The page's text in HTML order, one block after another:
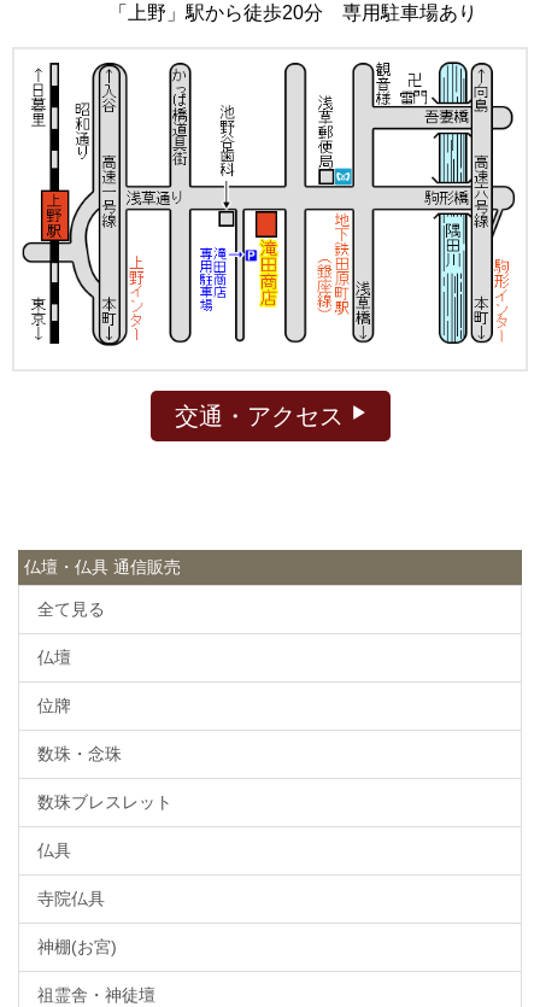
「上野」駅から徒歩20分 専用駐車場あり
交通・アクセス
仏壇・仏具 通信販売
全て見る
仏壇
位牌
数珠・念珠
数珠ブレスレット
仏具
寺院仏具
神棚(お宮)
祖霊舎・神徒壇